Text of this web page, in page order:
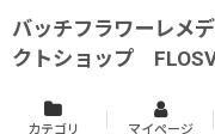
バッチフラワーレメ
クトショップ
カテゴリ マイページ